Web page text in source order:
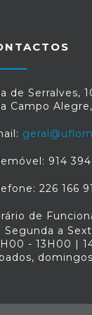
de Serralves,
Campo
914 394
226 166
de
Segunda a
- 13H00 |